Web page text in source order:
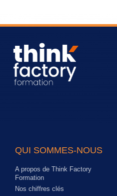
QUI SOMMES-NOUS
A propos de Think Factory
Formation
Nos chiffres clés